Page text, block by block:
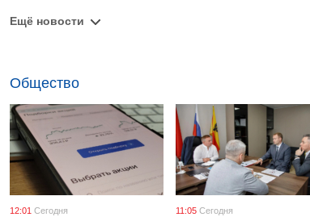
Ещё новости
Общество
12:01 Сегодня 11:05 Сегодня